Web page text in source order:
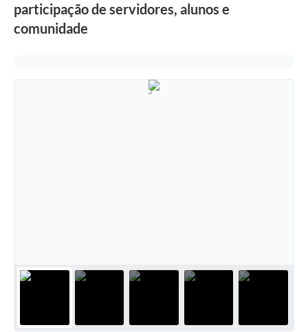
participação de servidores, alunos e
comunidade